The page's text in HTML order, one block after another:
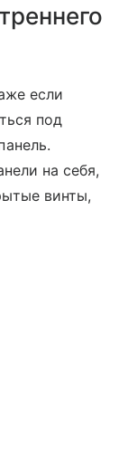
если
под
на себя,
винты,